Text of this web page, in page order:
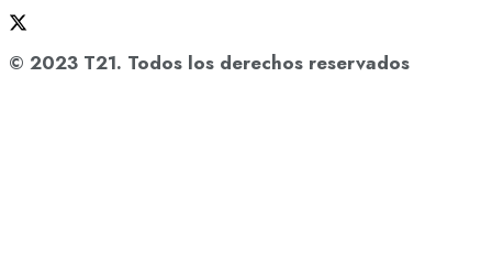
© 2023 T21. Todos los derechos reservados